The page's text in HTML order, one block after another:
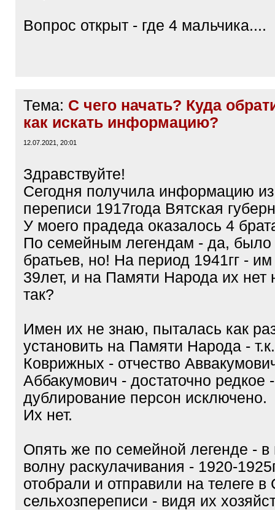
Вопрос открыт - где 4 мальчика....
Тема: С чего начать? Куда
как искать информацию?
12.07.2021, 20:01
Здравствуйте!
Сегодня получила информацию
переписи 1917года Вятская
У моего прадеда оказалось 4
По семейным легендам - да, было
братьев, но! На период 1941гг -
39лет, и на Памяти Народа их нет
так?
Имен их не знаю, пыталась как
установить на Памяти Народа -
Коврижных - отчество
Аббакумович - достаточно редкое
дублирование персон исключено.
Их нет.
Опять же по семейной легенде - в
волну раскулачивания - 1920-
отобрали и отправили на телеге
сельхозпереписи - видя их